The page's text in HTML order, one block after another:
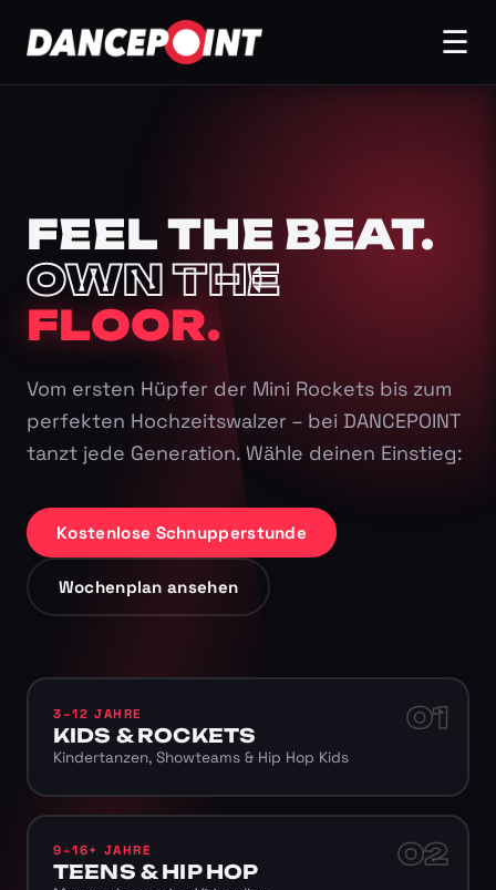
☰
FEEL THE BEAT.
OWN THE
FLOOR.
Vom ersten Hüpfer der Mini Rockets bis zum
perfekten Hochzeitswalzer – bei DANCEPOINT
tanzt jede Generation. Wähle deinen Einstieg:
Kostenlose Schnupperstunde
Wochenplan ansehen
01
3–12 JAHRE
KIDS & ROCKETS
Kindertanzen, Showteams & Hip Hop Kids
02
9–16+ JAHRE
TEENS & HIP HOP